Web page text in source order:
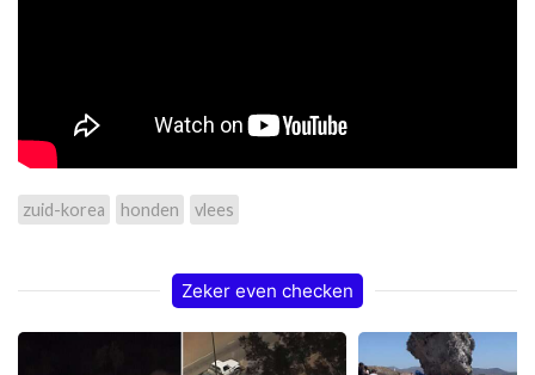
zuid-korea honden vlees
Zeker even checken